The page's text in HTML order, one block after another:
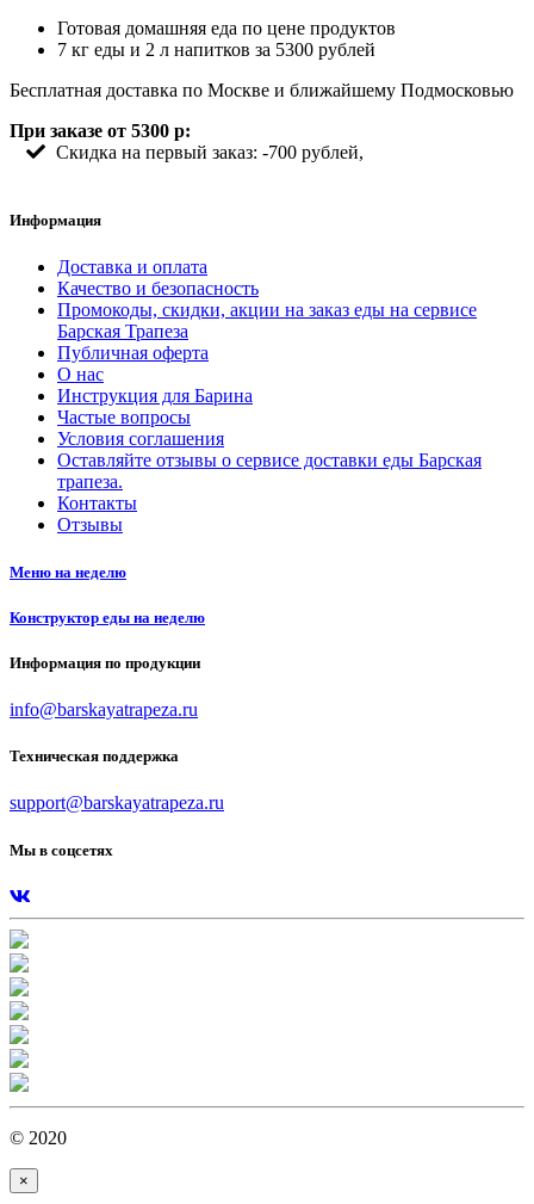
Готовая домашняя еда по цене продуктов
7 кг еды и 2 л напитков за 5300 рублей
Бесплатная доставка по Москве и ближайшему Подмосковью
При заказе от 5300 р:
Скидка на первый заказ: -700 рублей,
Информация
Доставка и оплата
Качество и безопасность
Промокоды, скидки, акции на заказ еды на сервисе
Барская Трапеза
Публичная оферта
О нас
Инструкция для Барина
Частые вопросы
Условия соглашения
Оставляйте отзывы о сервисе доставки еды Барская
трапеза.
Контакты
Отзывы
Меню на неделю
Конструктор еды на неделю
Информация по продукции
info@barskayatrapeza.ru
Техническая поддержка
support@barskayatrapeza.ru
Мы в соцсетях
© 2020
×